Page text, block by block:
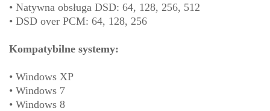
• Natywna obsługa DSD: 64, 128, 256, 512
• DSD over PCM: 64, 128, 256
Kompatybilne systemy:
• Windows XP
• Windows 7
• Windows 8